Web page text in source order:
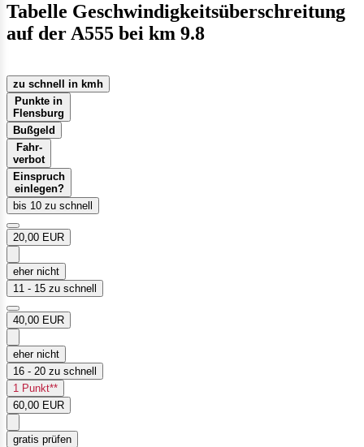
Tabelle Geschwindigkeitsüberschreitung
auf der A555 bei km 9.8
zu schnell in kmh
Punkte in
Flensburg
Bußgeld
Fahr-
verbot
Einspruch
einlegen?
bis 10 zu schnell
20,00 EUR
eher nicht
11 - 15 zu schnell
40,00 EUR
eher nicht
16 - 20 zu schnell
1 Punkt**
60,00 EUR
gratis prüfen